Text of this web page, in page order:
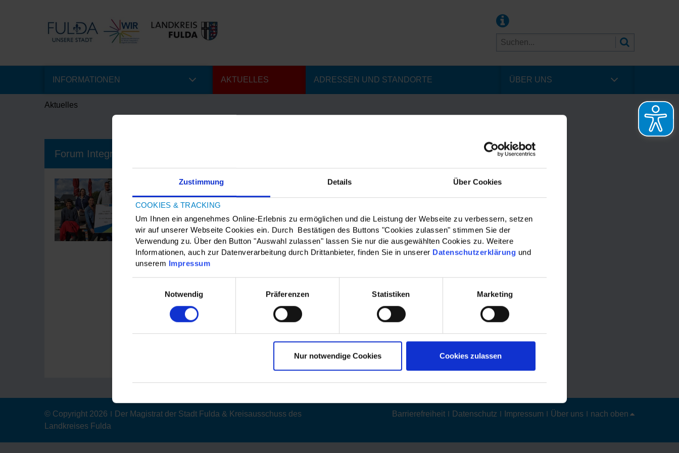
Zustimmung Details Über Cookies
COOKIES & TRACKING
Um Ihnen ein angenehmes Online-Erlebnis zu ermöglichen und die Leistung der Webseite zu verbessern, setzen
wir auf unserer Webseite Cookies ein. Durch Bestätigen des Buttons "Cookies zulassen" stimmen Sie der
Verwendung zu. Über den Button "Auswahl zulassen" lassen Sie nur die ausgewählten Cookies zu. Weitere
Informationen, auch zur Datenverarbeitung durch Drittanbieter, finden Sie in unserer Datenschutzerklärung und
unserem Impressum
Notwendig
Präferenzen Statistiken Marketing
Nur notwendige Cookies Cookies zulassen
INFORMATIONEN AKTUELLES ADRESSEN UND STANDORTE ÜBER UNS
Aktuelles
Forum Integration 2021
12.10.2021
Am 29. und 30. September hat das Forum Integration zum vierten
Mal stattgefunden.
Die Veranstaltung beihnaltete einen online- Input, sowie vier
verschiedende Workshops in Präsenz.
Organisiert wurde das Forum von der Fachstelle Vielfalt und
Landkreises Fulda.
Einen Artikel zum Forum Integration finden Sie
Zurück zur Liste
© Copyright 2026 | Der Magistrat der Stadt Fulda & Kreisausschuss des
Landkreises Fulda
Barrierefreiheit | Datenschutz | Impressum | Über uns | nach oben